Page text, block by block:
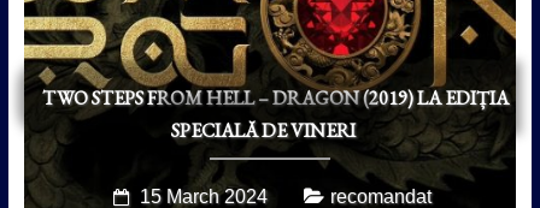
TWO STEPS FROM HELL – DRAGON (2019) LA EDIȚIA
SPECIALĂ DE VINERI
15 March 2024 recomandat